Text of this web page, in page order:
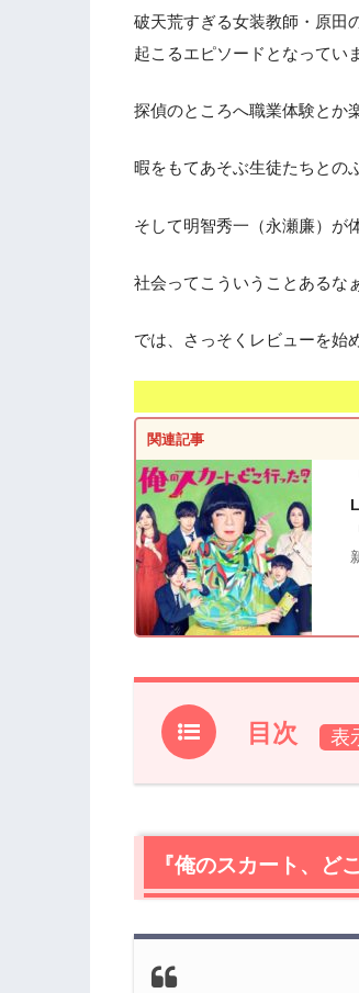
破天荒すぎる女装教師・原田
起こるエピソードとなってい
探偵のところへ職業体験とか
暇をもてあそぶ生徒たちとの
そして明智秀一（永瀬廉）が
社会ってこういうことあるな
では、さっそくレビューを始
関連記事
目次
1.『俺のスカート、ど
2.1のぶお（古田新太
2.2ただ見ているだけ
『俺のスカート、ど